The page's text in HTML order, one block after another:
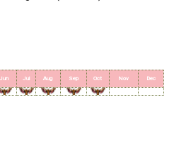
Jun Jul Aug Sep Oct Nov Dec